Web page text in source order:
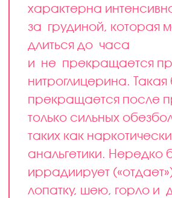
характерна
за грудиной, которая
длиться до часа
и не прекращается
нитроглицерина. Такая
прекращается после
только сильных
таких как
анальгетики. Нередко
иррадиирует
лопатку, шею, горло и